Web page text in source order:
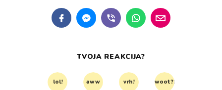
TVOJA REAKCIJA?
lol! aww vrh! woot?!